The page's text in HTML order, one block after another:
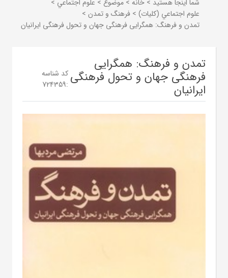
شما اینجا هستید > خانه > موضوع > علوم اجتماعي >
علوم اجتماعي (كليات) > فرهنگ و تمدن >
تمدن و فرهنگ: همگرایی فرهنگی جهان و تحول فرهنگی ایرانیان
تمدن و فرهنگ: همگرایی
فرهنگی جهان و تحول فرهنگی
ایرانیان
کد شناسه
:
724359